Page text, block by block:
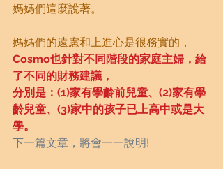
媽媽們這麼說著。
媽媽們的遠慮和上進心是很務實的，
Cosmo也針對不同階段的家庭主婦，給
了不同的財務建議，
分別是：(1)家有學齡前兒童、(2)家有學
齡兒童、(3)家中的孩子已上高中或是大
學。
下一篇文章，將會一一說明!